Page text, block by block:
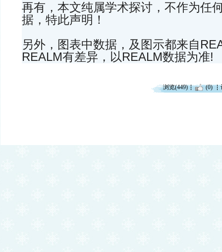
再有，本文纯属学术探讨，不作为任
据，特此声明！
另外，图表中数据，及图示都来自
REALM有差异，以REALM数据为准!
浏览(449) (0)